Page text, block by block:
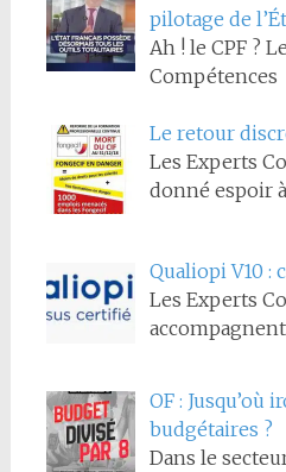
pilotage de
Ah ! le CPF ?
Le retour
Les Experts
donné espoir
Qualiopi V10 :
Les Experts
OF : Jusqu’où
budgétaires ?
Dans le